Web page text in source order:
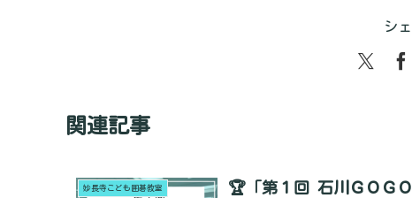
シ
関連記事
妙長寺こども囲碁教室
🏆「第１回 石川ＧＯＧ